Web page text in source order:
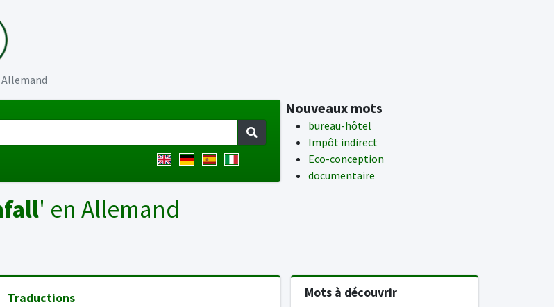
Nouveaux mots
bureau-hôtel
Impôt indirect
Eco-conception
documentaire
' en Allemand
Traductions Mots à découvrir